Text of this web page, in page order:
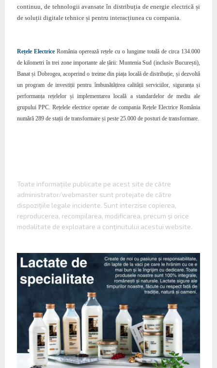
continuu, de tehnologii avansate în distribuția de energie electrică și
de soluții digitale tehnice și pentru interacțiunea cu compania.
Rețele ElectriceRomânia operează rețele cu o lungime totală de circa 134.000
de kilometri în trei zone importante ale țării: Muntenia Sud (inclusiv București),
Banat și Dobrogea, acoperind o treime din piața locală de distribuție, și dezvoltă
un program de investiții pentru îmbunătățirea calității serviciilor, siguranța și
performanța rețelelor și implementarea locală a standardelor de mediu ale
grupului PPC. Rețelele electrice operate de compania Rețele Electrice România
numără 289 de stații de transformare și peste 25.000 de posturi de transformare.
Toate informaţiile publicate pe acest site de către
administrator/webmaster sunt protejate de către
dispoziţiile legale incidente. Sunt interzise copierea,
reproducerea, recompilarea, modificarea, precum şi orice
modalitate de exploatare a conţinutului acestui website.